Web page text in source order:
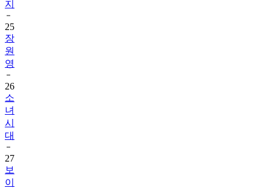
지
25
장
원
영
26
소
녀
시
대
27
보
이